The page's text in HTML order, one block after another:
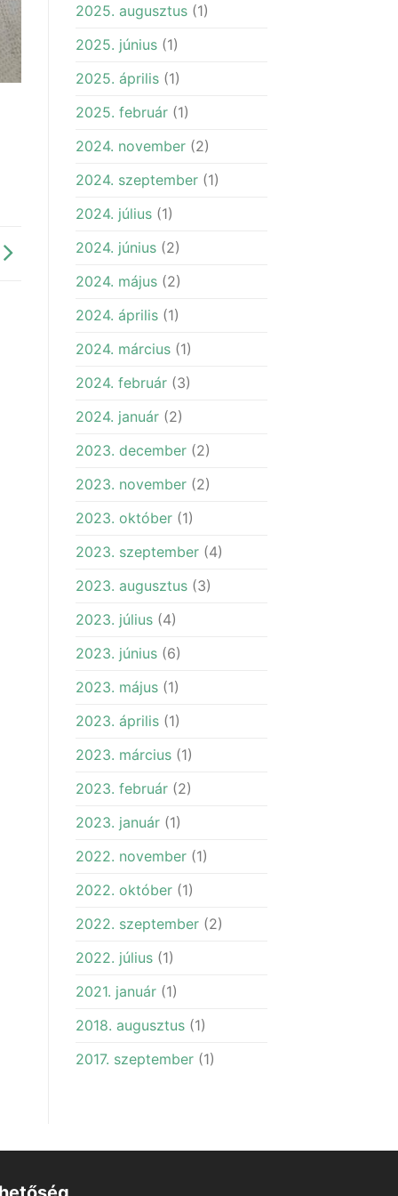
2025. augusztus(1)
2025. június(1)
2025. április(1)
2025. február(1)
2024. november(2)
2024. szeptember(1)
2024. július(1)
2024. június(2)
2024. május(2)
2024. április(1)
2024. március(1)
2024. február(3)
2024. január(2)
2023. december(2)
2023. november(2)
2023. október(1)
2023. szeptember(4)
2023. augusztus(3)
2023. július(4)
2023. június(6)
2023. május(1)
2023. április(1)
2023. március(1)
2023. február(2)
2023. január(1)
2022. november(1)
2022. október(1)
2022. szeptember(2)
2022. július(1)
2021. január(1)
2018. augusztus(1)
2017. szeptember(1)